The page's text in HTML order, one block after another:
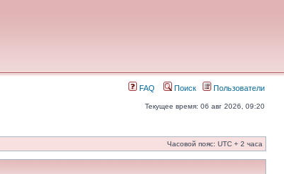
FAQ Поиск Пользователи
Текущее время: 06 авг 2026, 09:20
Часовой пояс: UTC + 2 часа